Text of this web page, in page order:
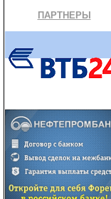
ПАРТНЕРЫ